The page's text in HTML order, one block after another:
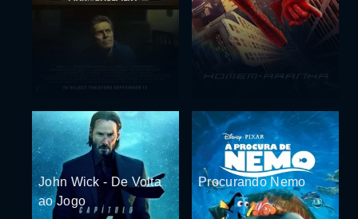
John Wick - De Volta
ao Jogo
Procurando Nemo